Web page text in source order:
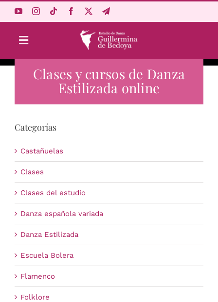
Toggle
Navigation
Aprende Online
Estudio
Carrito
Clases y cursos de Danza
Estilizada online
Categorías
Castañuelas
Clases
Clases del estudio
Danza española variada
Danza Estilizada
Escuela Bolera
Flamenco
Folklore